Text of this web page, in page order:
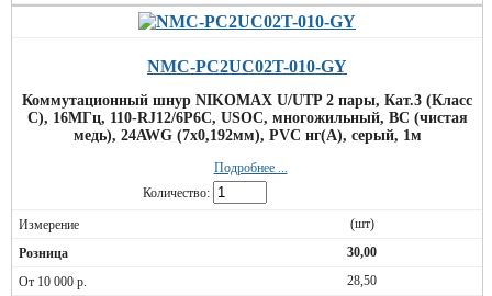
NMC-PC2UC02T-010-GY
Коммутационный шнур NIKOMAX U/UTP 2 пары, Кат.3 (Класс
C), 16МГц, 110-RJ12/6P6C, USOC, многожильный, BC (чистая
медь), 24AWG (7х0,192мм), PVC нг(А), серый, 1м
Подробнее ...
Количество:
(шт)
30,00
28,50